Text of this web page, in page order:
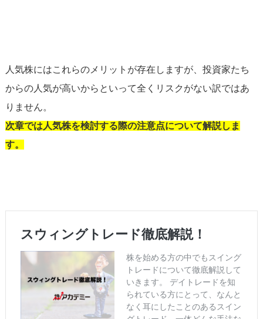
人気株にはこれらのメリットが存在しますが、投資家たち
からの人気が高いからといって全くリスクがない訳ではあ
りません。
次章では人気株を検討する際の注意点について解説しま
す。